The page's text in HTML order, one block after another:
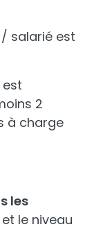
salarié est
2
à charge
les
le niveau